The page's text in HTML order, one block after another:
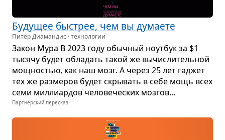
Буду­щее быстрее, чем вы дума­ете
Питер Диамандис · технологии
Закон Мура В 2023 году обыч­ный ноут­бук за $1
тысячу будет обла­дать такой же вычис­ли­тель­ной
мощ­но­стью, как наш мозг. А через 25 лет гаджет
тех же раз­ме­ров будет скры­вать в себе мощь всех
семи мил­ли­ар­дов чело­ве­че­ских моз­гов...
Партнёрский пересказ